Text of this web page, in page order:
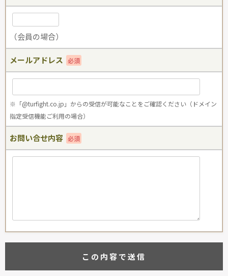
（会員の場合）
メールアドレス 必須
※「@turfight.co.jp」からの受信が可能なことをご確認ください（ドメイン
指定受信機能ご利用の場合）
お問い合せ内容 必須